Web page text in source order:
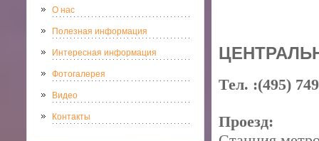
О нас
Полезная информация
Интересная информация
Фотогалерея
Видео
Контакты
Тел. :(495)
Проезд: